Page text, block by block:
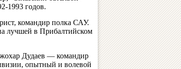
1993 годов.
командир полка САУ.
лучшей в Прибалтийском
Дудаев — командир
опытный и волевой